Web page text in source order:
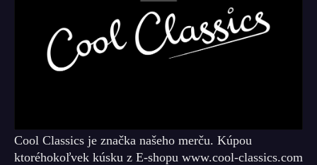
Cool Classics je značka našeho merču. Kúpou
ktoréhokoľvek kúsku z E-shopu www.cool-classics.com